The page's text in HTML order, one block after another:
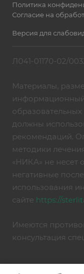
Политика
Согласие на
Версия для
Л041-01170-02/
Материалы,
информационный
образовательных
должны
рекомендаций.
методики
«НИКА» не несет
негативные
использования
сайте https://
Имеются
консультация